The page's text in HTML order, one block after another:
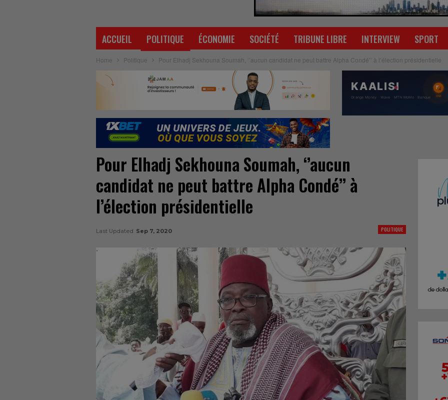
ACCUEIL POLITIQUE ÉCONOMIE SOCIÉTÉ TRIBUNE LIBRE INTERVIEW SPORT
Home Politique Pour Elhadj Sekhouna Soumah, ‘’aucun candidat ne peut battre Alpha Condé’’ à l’élection présidentielle
Pour Elhadj Sekhouna Soumah, ‘’aucun
candidat ne peut battre Alpha Condé’’ à
l’élection présidentielle
POLITIQUE
Last Updated Sep 7, 2020